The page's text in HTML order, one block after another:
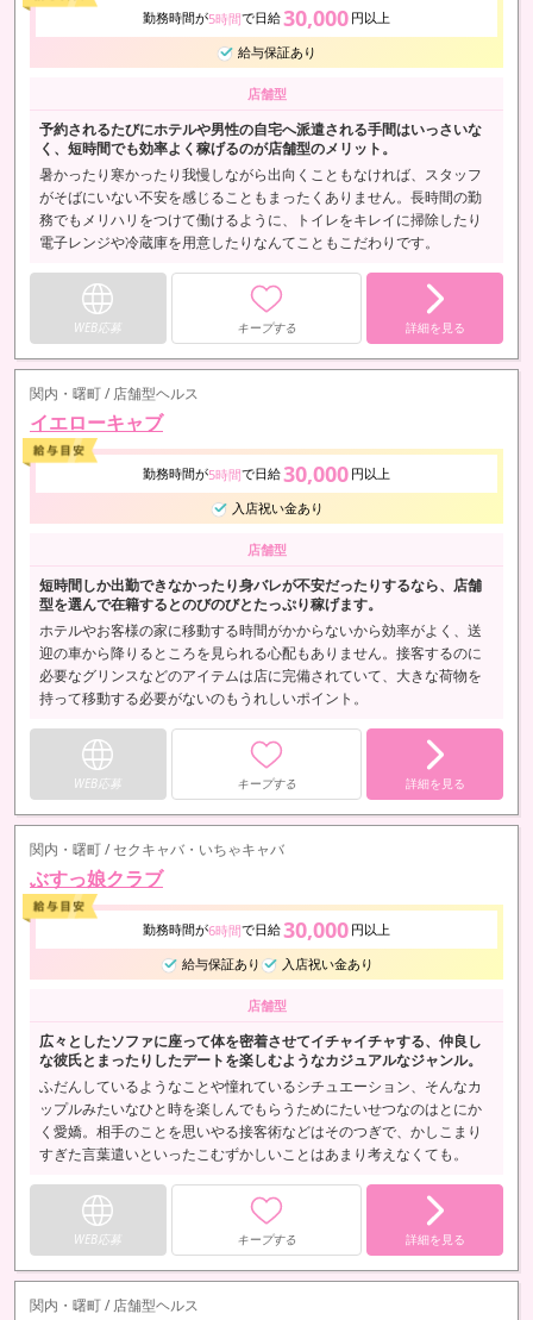
勤務時間が5時間で日給30,000 円以上
給与保証あり
店舗型
予約されるたびにホテルや男性の自宅へ派遣される手間はいっさいな
く、短時間でも効率よく稼げるのが店舗型のメリット。
暑かったり寒かったり我慢しながら出向くこともなければ、スタッフ
がそばにいない不安を感じることもまったくありません。長時間の勤
務でもメリハリをつけて働けるように、トイレをキレイに掃除したり
電子レンジや冷蔵庫を用意したりなんてこともこだわりです。
WEB応募 キープする 詳細を見る
関内・曙町 / 店舗型ヘルス
イエローキャブ
勤務時間が5時間で日給30,000 円以上
入店祝い金あり
店舗型
短時間しか出勤できなかったり身バレが不安だったりするなら、店舗
型を選んで在籍するとのびのびとたっぷり稼げます。
ホテルやお客様の家に移動する時間がかからないから効率がよく、送
迎の車から降りるところを見られる心配もありません。接客するのに
必要なグリンスなどのアイテムは店に完備されていて、大きな荷物を
持って移動する必要がないのもうれしいポイント。
WEB応募 キープする 詳細を見る
関内・曙町 / セクキャバ・いちゃキャバ
ぶすっ娘クラブ
勤務時間が6時間で日給30,000 円以上
給与保証あり
入店祝い金あり
店舗型
広々としたソファに座って体を密着させてイチャイチャする、仲良し
な彼氏とまったりしたデートを楽しむようなカジュアルなジャンル。
ふだんしているようなことや憧れているシチュエーション、そんなカ
ップルみたいなひと時を楽しんでもらうためにたいせつなのはとにか
く愛嬌。相手のことを思いやる接客術などはそのつぎで、かしこまり
すぎた言葉遣いといったこむずかしいことはあまり考えなくても。
WEB応募 キープする 詳細を見る
関内・曙町 / 店舗型ヘルス